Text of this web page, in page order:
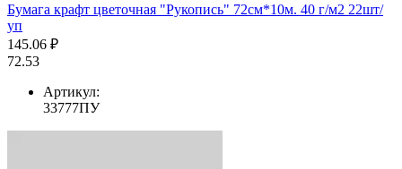
Бумага крафт цветочная "Рукопись" 72см*10м. 40 г/м2 22шт/
уп
145.06 ₽
72.53
Артикул:
33777ПУ